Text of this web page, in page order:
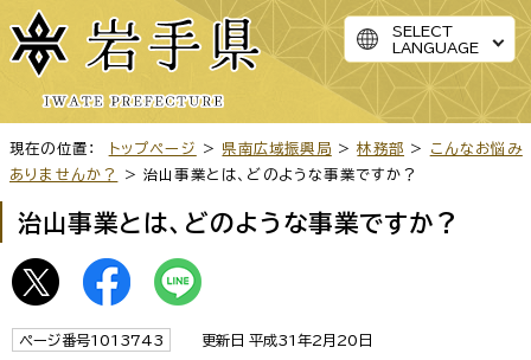
SELECT
LANGUAGE
現在の位置： トップページ > 県南広域振興局 >林務部 >
こんなお悩み
ありませんか？
> 治山事業とは、どのような事業ですか？
治山事業とは、どのような事業ですか？
ページ番号1013743 更新日 平成31年2月20日